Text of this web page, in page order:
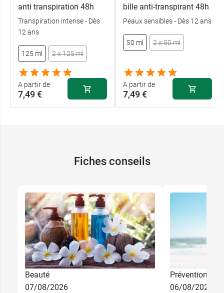
anti transpiration 48h
Transpiration intense - Dès
12 ans
125 ml 2 x 125 ml
A partir de
7,49 €
125 ml
bille anti-transpirant 48h
Peaux sensibles - Dès 12 ans
50 ml 2 x 50 ml
A partir de
7,49 €
7,49 €
Fiches conseils
Beauté
07/08/2026
Prévention
06/08/2026